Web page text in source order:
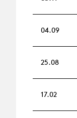
04.09
25.08
17.02